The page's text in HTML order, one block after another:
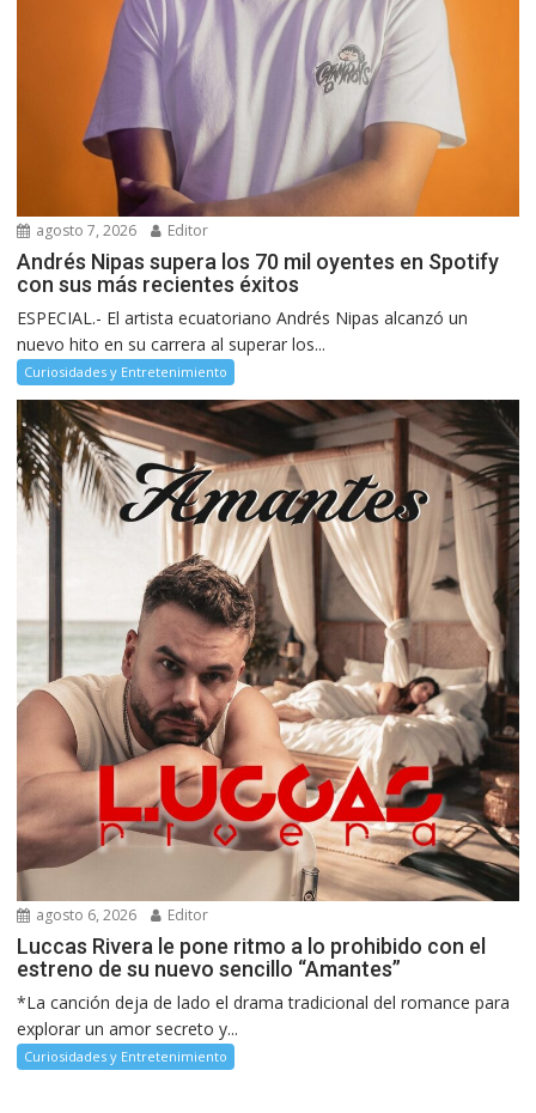
agosto 7, 2026 Editor
Andrés Nipas supera los 70 mil oyentes en Spotify
con sus más recientes éxitos
ESPECIAL.- El artista ecuatoriano Andrés Nipas alcanzó un
nuevo hito en su carrera al superar los...
Curiosidades y Entretenimiento
agosto 6, 2026 Editor
Luccas Rivera le pone ritmo a lo prohibido con el
estreno de su nuevo sencillo “Amantes”
*La canción deja de lado el drama tradicional del romance para
explorar un amor secreto y...
Curiosidades y Entretenimiento